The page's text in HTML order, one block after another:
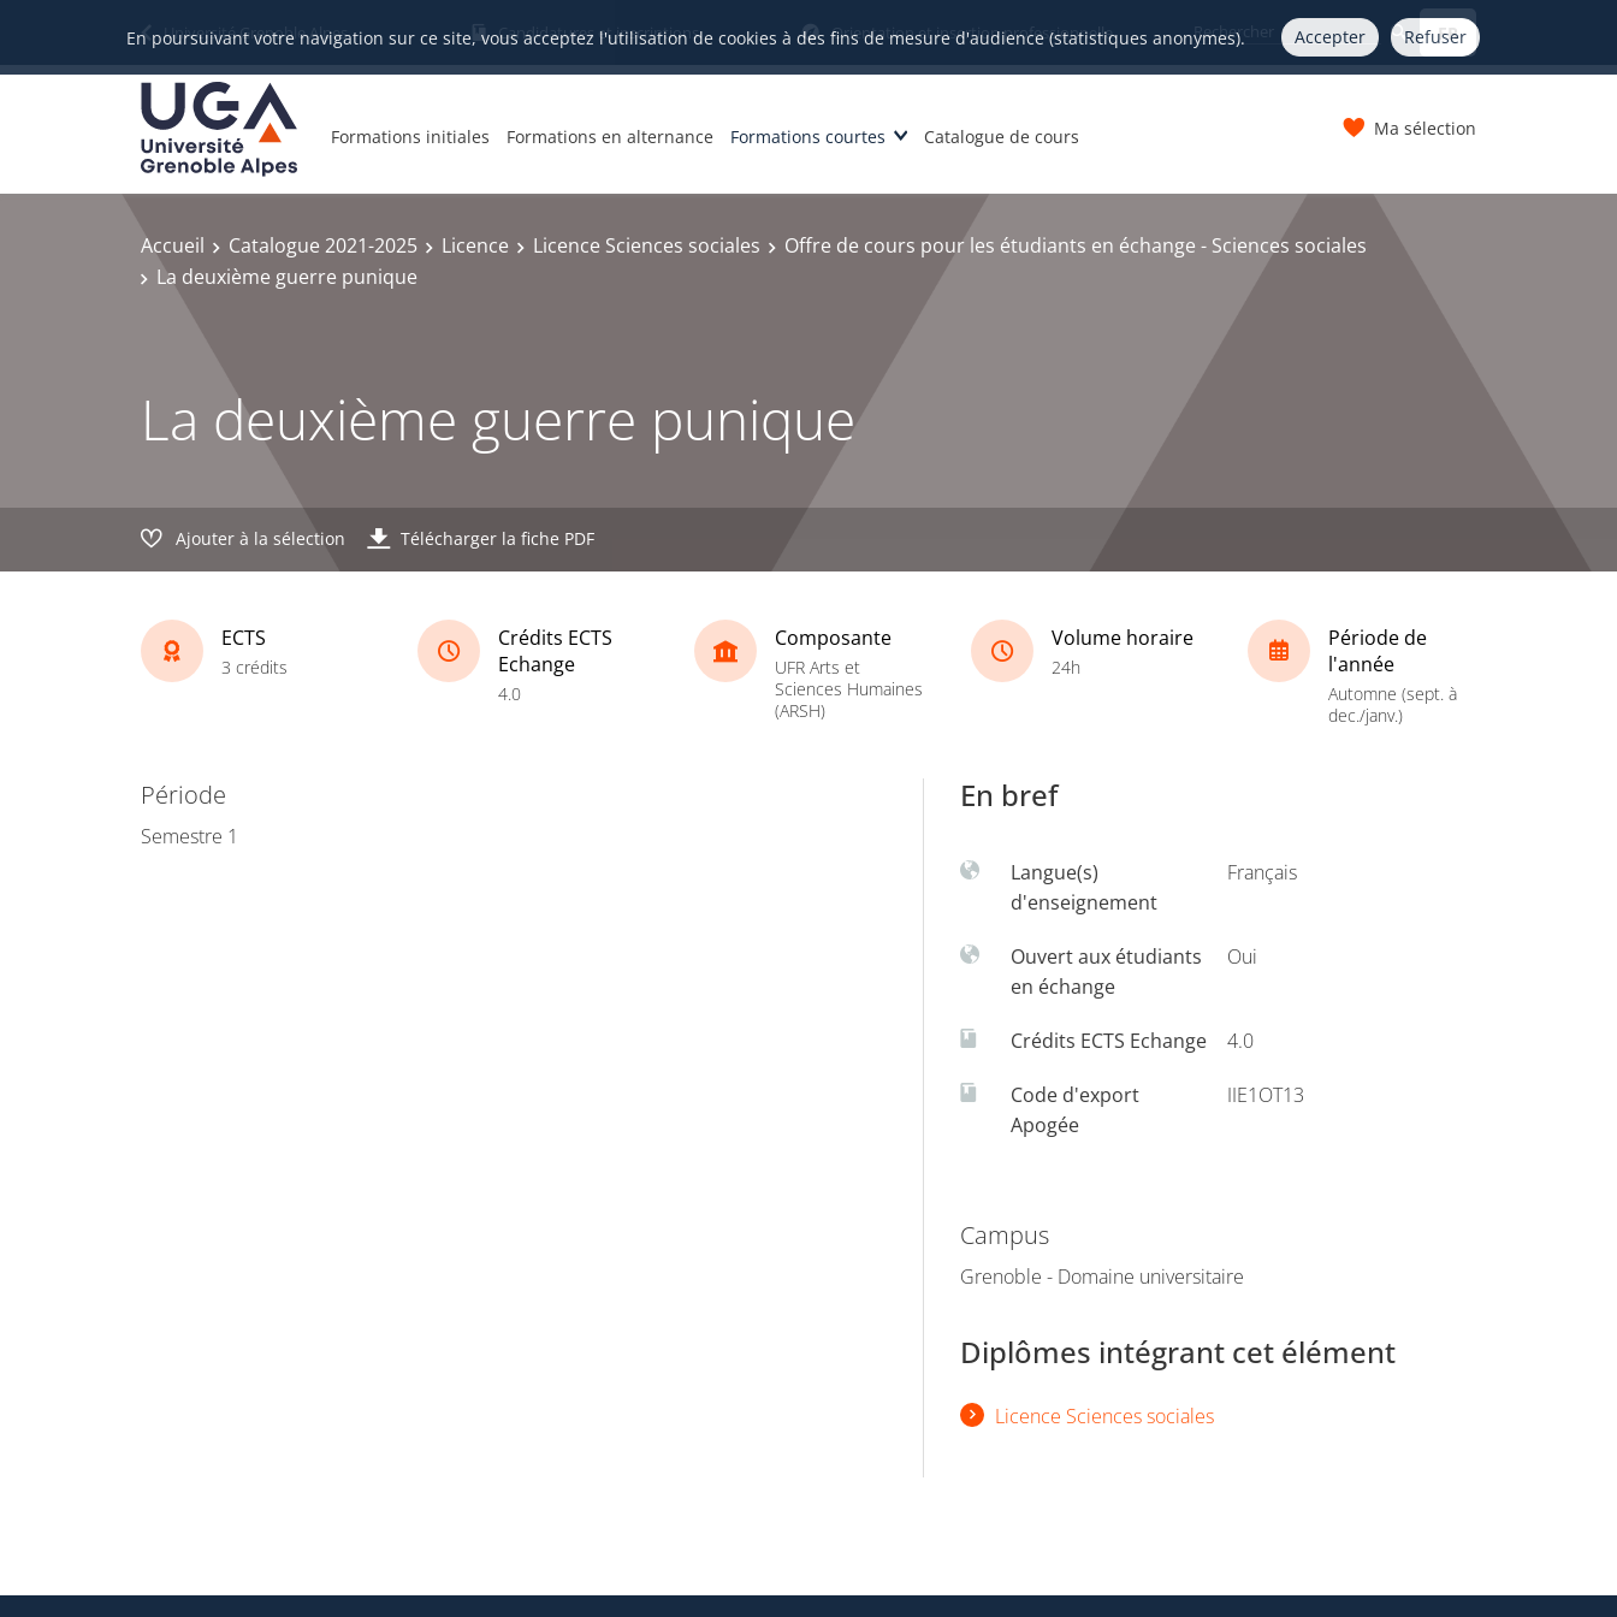
En poursuivant votre navigation sur ce site, vous acceptez l'utilisation de cookies à des fins de mesure d'audience (statistiques anonymes). Accepter Refuser
Université Grenoble Alpes Candidatures et inscriptions Orientation et insertion professionnelle FR
Formations initiales Formations en alternance Formations courtes Catalogue de cours Ma sélection
Accueil Catalogue 2021-2025 Licence Licence Sciences sociales
Offre de cours pour les étudiants en échange - Sciences sociales
La deuxième guerre punique
La deuxième guerre punique
Ajouter à la sélection Télécharger la fiche PDF
ECTS
3 crédits
Crédits ECTS
Echange
4.0
Composante
UFR Arts et
Sciences Humaines
(ARSH)
Volume horaire
24h
Période de
l'année
Automne (sept. à
dec./janv.)
Période
Semestre 1
En bref
Langue(s)
d'enseignement
Français
Ouvert aux étudiants
en échange
Oui
Crédits ECTS Echange 4.0
Code d'export
Apogée
IIE1OT13
Campus
Grenoble - Domaine universitaire
Diplômes intégrant cet élément
Licence Sciences sociales